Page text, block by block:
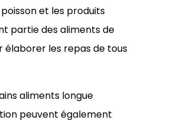
et les produits
partie des aliments de
élaborer les repas de tous
aliments longue
peuvent également